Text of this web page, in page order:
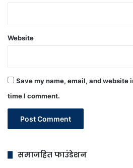
Website
Save my name, email, and website
time I comment.
समाजहित फाउंडेशन